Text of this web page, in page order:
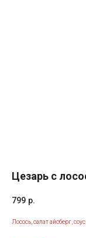
Цезарь с
799 р.
Лосось, салат айсберг,